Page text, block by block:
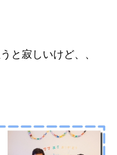
と寂しいけど、、